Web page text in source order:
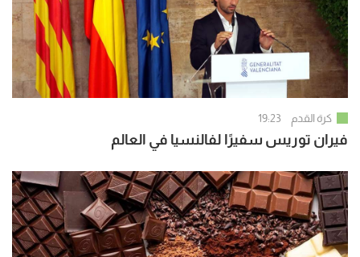
كرة القدم 19:23
فيران توريس سفيرًا لفالنسيا في العالم